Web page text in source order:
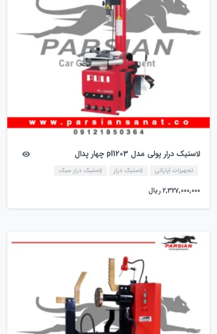
لاستیک درار پولی مدل pl1203 چهار پدال
تجهیزات آپاراتی لاستیک درار لاستیک درار سبک
2,327,000,000ریال